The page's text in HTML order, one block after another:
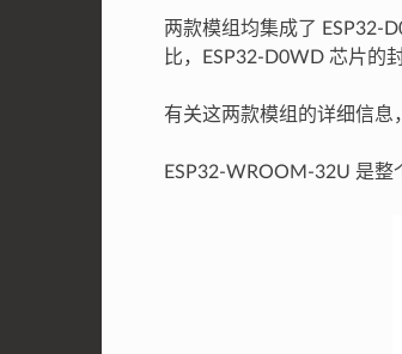
两款模组均集成了 ESP32-
比，ESP32-D0WD 芯片的
有关这两款模组的详细信息
ESP32-WROOM-32U 是整